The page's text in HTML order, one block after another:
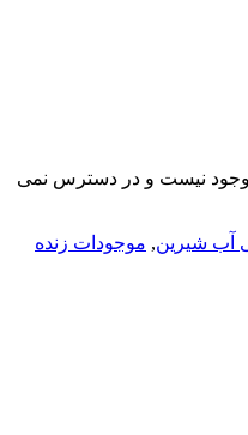
نیست و در دسترس نمی
آب شیرین, موجودات زنده